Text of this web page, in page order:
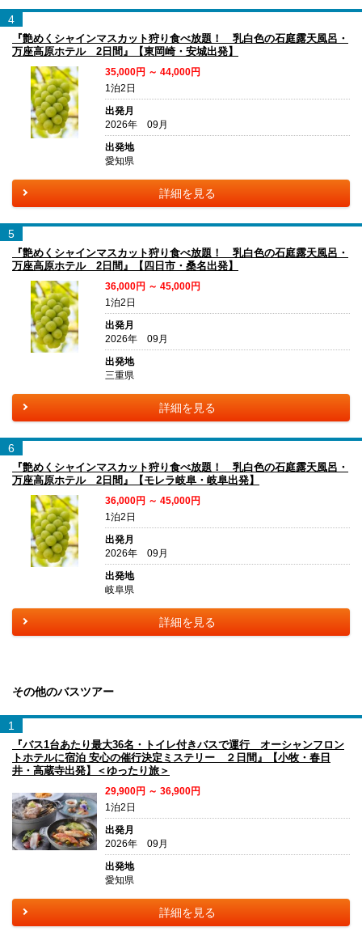
4
『艶めくシャインマスカット狩り食べ放題！ 乳白色の石庭露天風呂・
万座高原ホテル 2日間』【東岡崎・安城出発】
35,000円 ～ 44,000円
1泊2日
出発月
2026年 09月
出発地
愛知県
詳細を見る
5
『艶めくシャインマスカット狩り食べ放題！ 乳白色の石庭露天風呂・
万座高原ホテル 2日間』【四日市・桑名出発】
36,000円 ～ 45,000円
1泊2日
出発月
2026年 09月
出発地
三重県
詳細を見る
6
『艶めくシャインマスカット狩り食べ放題！ 乳白色の石庭露天風呂・
万座高原ホテル 2日間』【モレラ岐阜・岐阜出発】
36,000円 ～ 45,000円
1泊2日
出発月
2026年 09月
出発地
岐阜県
詳細を見る
その他のバスツアー
1
『バス1台あたり最大36名・トイレ付きバスで運行 オーシャンフロン
トホテルに宿泊 安心の催行決定ミステリー ２日間』【小牧・春日
井・高蔵寺出発】＜ゆったり旅＞
29,900円 ～ 36,900円
1泊2日
出発月
2026年 09月
出発地
愛知県
詳細を見る